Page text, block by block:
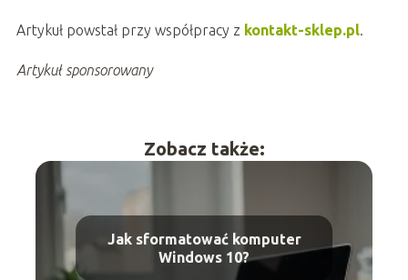
Artykuł powstał przy współpracy z kontakt-sklep.pl.
Artykuł sponsorowany
Zobacz także:
Jak sformatować komputer
Windows 10?